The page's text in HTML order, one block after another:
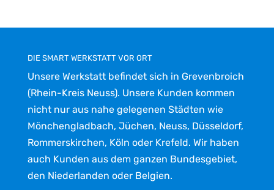
DIE SMART WERKSTATT VOR ORT
Unsere Werkstatt befindet sich in Grevenbroich
(Rhein-Kreis Neuss). Unsere Kunden kommen
nicht nur aus nahe gelegenen Städten wie
Mönchengladbach, Jüchen, Neuss, Düsseldorf,
Rommerskirchen, Köln oder Krefeld. Wir haben
auch Kunden aus dem ganzen Bundesgebiet,
den Niederlanden oder Belgien.